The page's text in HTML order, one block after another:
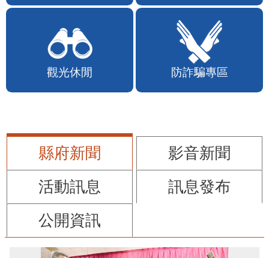
觀光休閒 防詐騙專區
縣府新聞
影音新聞
活動訊息
訊息發布
公開資訊